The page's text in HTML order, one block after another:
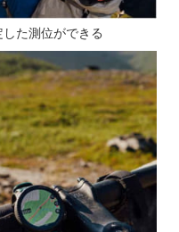
た測位ができる